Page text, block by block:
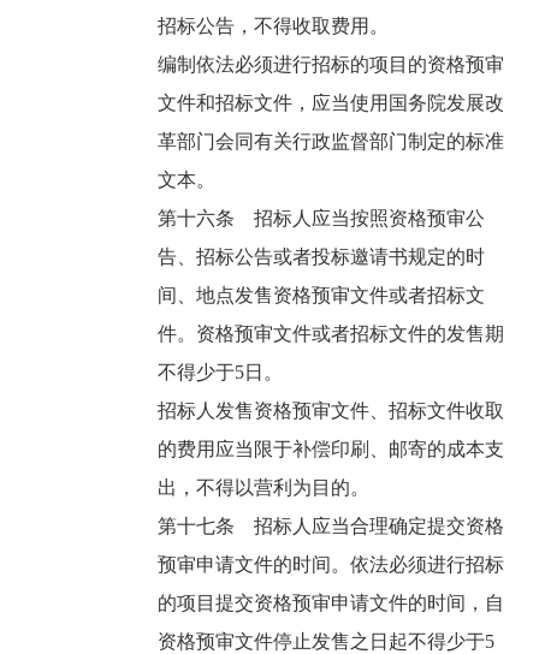
招标公告，不得收取费用。
编制依法必须进行招标的项目的资格预审
文件和招标文件，应当使用国务院发展改
革部门会同有关行政监督部门制定的标准
文本。
第十六条 招标人应当按照资格预审公
告、招标公告或者投标邀请书规定的时
间、地点发售资格预审文件或者招标文
件。资格预审文件或者招标文件的发售期
不得少于5日。
招标人发售资格预审文件、招标文件收取
的费用应当限于补偿印刷、邮寄的成本支
出，不得以营利为目的。
第十七条 招标人应当合理确定提交资格
预审申请文件的时间。依法必须进行招标
的项目提交资格预审申请文件的时间，自
资格预审文件停止发售之日起不得少于5